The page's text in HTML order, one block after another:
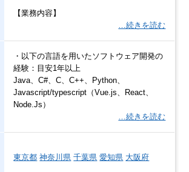
【業務内容】
…続きを読む
・以下の言語を用いたソフトウェア開発の
経験：目安1年以上
Java、C#、C、C++、Python、
Javascript/typescript（Vue.js、React、
Node.Js）
…続きを読む
東京都 神奈川県 千葉県 愛知県 大阪府